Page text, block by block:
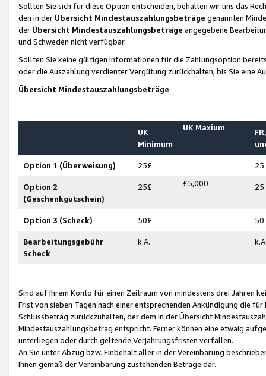
Sollten Sie sich für diese Option entscheiden, behalten wir uns das
den in der Übersicht Mindestauszahlungsbeträge genannten
der Übersicht Mindestauszahlungsbeträge angegebene
und Schweden nicht verfügbar.
Sollten Sie keine gültigen Informationen für die Zahlungsoption
oder die Auszahlung verdienter Vergütung zurückhalten, bis Sie
Übersicht Mindestauszahlungsbeträge
UK
Minimum
UK Maxium
Option 1 (Überweisung) 25£ 25
Option 2
(Geschenkgutschein)
25£ £5,000 25
Option 3 (Scheck) 50£ 50
Bearbeitungsgebühr
Scheck
k.A.
Sind auf Ihrem Konto für einen Zeitraum von mindestens drei Jahren
Frist von sieben Tagen nach einer entsprechenden Ankündigung die
Schlussbetrag zurückzuhalten, der dem in der Übersicht
Mindestauszahlungsbetrag entspricht. Ferner können eine etwaig
unterliegen oder durch geltende Verjährungsfristen verfallen.
An Sie unter Abzug bzw. Einbehalt aller in der Vereinbarung
Ihnen gemäß der Vereinbarung zustehenden Beträge dar.